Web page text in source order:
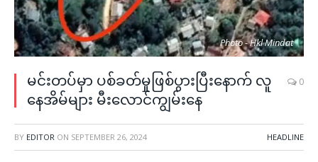
Photo - Hkl Mindat
မင်းတပ်မှာ ပစ်ခတ်မှုဖြစ်ပွားပြီးနောက် လူ
နေအိမ်များ မီးလောင်ကျွမ်းနေ
0
BY EDITOR ON SEPTEMBER 26, 2024 HEADLINE